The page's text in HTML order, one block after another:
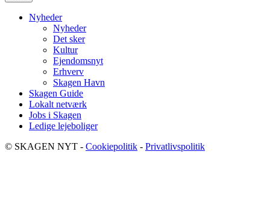
Nyheder
Nyheder
Det sker
Kultur
Ejendomsnyt
Erhverv
Skagen Havn
Skagen Guide
Lokalt netværk
Jobs i Skagen
Ledige lejeboliger
© SKAGEN NYT - Cookiepolitik - Privatlivspolitik